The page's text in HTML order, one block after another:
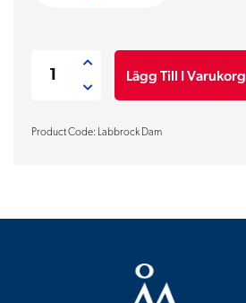
Labbrock
Lägg Till I Varukorg
Product Code: Labbrock Dam